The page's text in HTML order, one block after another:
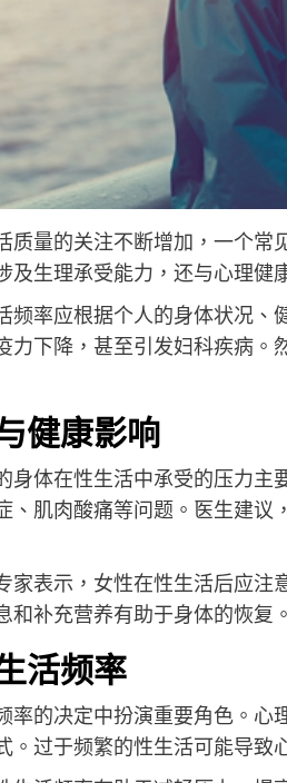
质量的关注不断增加，一个
及生理承受能力，还与心理健
频率应根据个人的身体状况
力下降，甚至引发妇科疾病
健康影响
身体在性生活中承受的压力
、肌肉酸痛等问题。医生建
家表示，女性在性生活后应注
和补充营养有助于身体的恢复。
活频率
率的决定中扮演重要角色。心
。过于频繁的性生活可能导致